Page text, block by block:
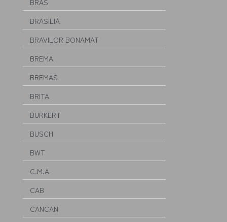
BRAS
BRASILIA
BRAVILOR BONAMAT
BREMA
BREMAS
BRITA
BURKERT
BUSCH
BWT
C.M.A
CAB
CANCAN